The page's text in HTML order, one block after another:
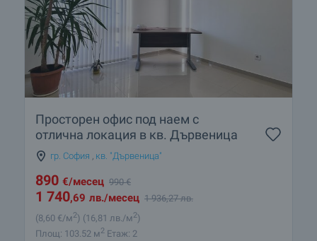
Просторен офис под наем с
отлична локация в кв. Дървеница
гр. София кв. "Дървеница"
890 €/месец 990€
1 740,69 лв./месец 1 936,27 лв.
(8 ,60 €/м2) (16 ,81 лв./м2)
Площ: 103.52 м2 Етаж: 2